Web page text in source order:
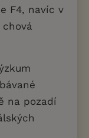
F4, navíc v
na pozadí